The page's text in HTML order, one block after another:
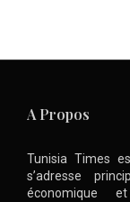
A Propos
Tunisia Times
s’adresse
économique